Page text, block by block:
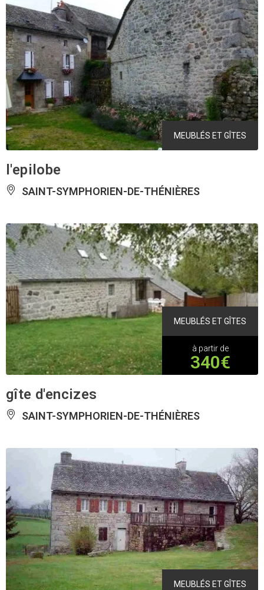
MEUBLÉS ET GÎTES
l'epilobe
SAINT-SYMPHORIEN-DE-THÉNIÈRES
MEUBLÉS ET GÎTES
à partir de
340€
gîte d'encizes
SAINT-SYMPHORIEN-DE-THÉNIÈRES
MEUBLÉS ET GÎTES